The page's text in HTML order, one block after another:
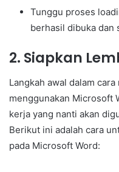
Tunggu proses
berhasil dibuka dan
2. Siapkan
Langkah awal dalam
menggunakan Microsoft
kerja yang nanti akan
Berikut ini adalah cara
pada Microsoft Word: